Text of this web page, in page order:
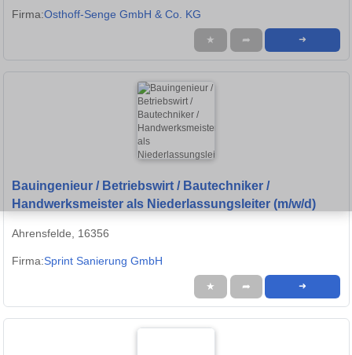
Firma:Osthoff-Senge GmbH & Co. KG
★ ➦ ➜
Bauingenieur / Betriebswirt / Bautechniker /
Handwerksmeister als Niederlassungsleiter (m/w/d)
Ahrensfelde, 16356
Firma:Sprint Sanierung GmbH
★ ➦ ➜